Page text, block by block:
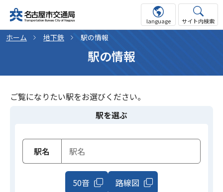
language サイト内検索
ホーム 地下鉄 駅の情報
駅の情報
ご覧になりたい駅をお選びください。
駅を選ぶ
駅名
50音 路線図